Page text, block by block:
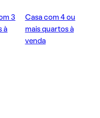
3
à
Casa com 4 ou
mais quartos à
venda